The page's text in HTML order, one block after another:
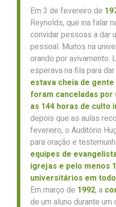
Em 3 de fevereiro de
Reynolds, que iria falar
convidar pessoas a dar
pessoal. Muitos na
orando por avivamento.
esperava na fila para
estava cheia de
foram canceladas por
as 144 horas de culto
depois que as aulas
fevereiro, o Auditório
para oração e
equipes de
igrejas e pelo menos
universitários em
Em março de 1992, a
de um aluno durante